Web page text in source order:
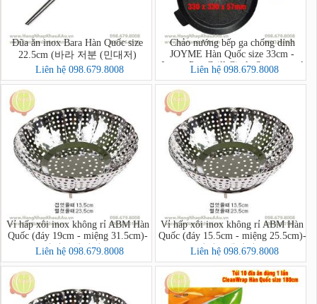
Đũa ăn inox Bara Hàn Quốc size
22.5cm (바라 저분 (민대저)
Liên hệ 098.679.8008
Chảo nướng bếp ga chống dính
JOYME Hàn Quốc size 33cm -
Joyme Pan Grill Circle Samgyupsal
Liên hệ 098.679.8008
Vỉ hấp xôi inox không rỉ ABM Hàn
Quốc (đáy 19cm - miệng 31.5cm)-
리빙스텐찜기 소
Liên hệ 098.679.8008
Vỉ hấp xôi inox không rỉ ABM Hàn
Quốc (đáy 15.5cm - miệng 25.5cm)-
리빙스텐찜기 소
Liên hệ 098.679.8008